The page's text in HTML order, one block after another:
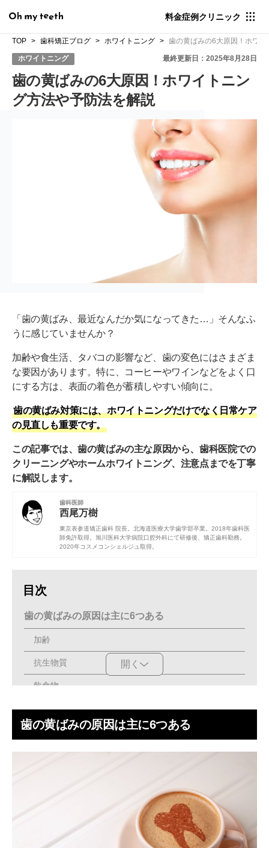
料金症例クリニック
TOP 歯科矯正ブログ ホワイトニング 歯の黄ばみの6大原因！ホワ
ホワイトニング 最終更新日：2025年8月28日
歯の黄ばみの6大原因！ホワイトニン
グ方法や予防法を解説
「歯の黄ばみ、最近なんだか気になってきた…」そんなふ
うに感じていませんか？
加齢や食生活、タバコの影響など、歯の変色にはさまざま
な要因があります。特に、コーヒーやワインなどをよく口
にする方は、表面の着色が蓄積しやすい傾向に。
歯の黄ばみ対策には、ホワイトニングだけでなく日常ケア
の見直しも重要です。
この記事では、歯の黄ばみの主な原因から、歯科医院での
クリーニングやホームホワイトニング、注意点までを丁寧
に解説します。
歯科医師
西尾万樹
東京表参道矯正歯科 院長。 北海道医療大学歯学部卒業。2018年歯科医
師免許取得。 旭川医科大学病院口腔外科にて研修後、矯正歯科勤務。
2020年コスメコンシェルジュ取得。
目次
歯の黄ばみの原因は主に6つある
加齢
抗生物質
飲食物
タバコ
歯垢・歯石
虫歯
歯の表面をツルツルに保つ
開く
歯の黄ばみの原因は主に6つある